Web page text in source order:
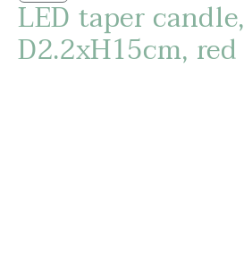
LED taper candle,
D2.2xH15cm, red